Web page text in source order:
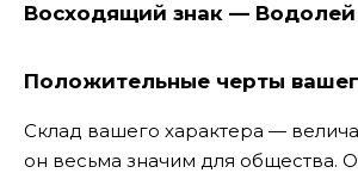
Восходящий знак — Водолей
Положительные черты
Склад вашего характера —
он весьма значим для общества.